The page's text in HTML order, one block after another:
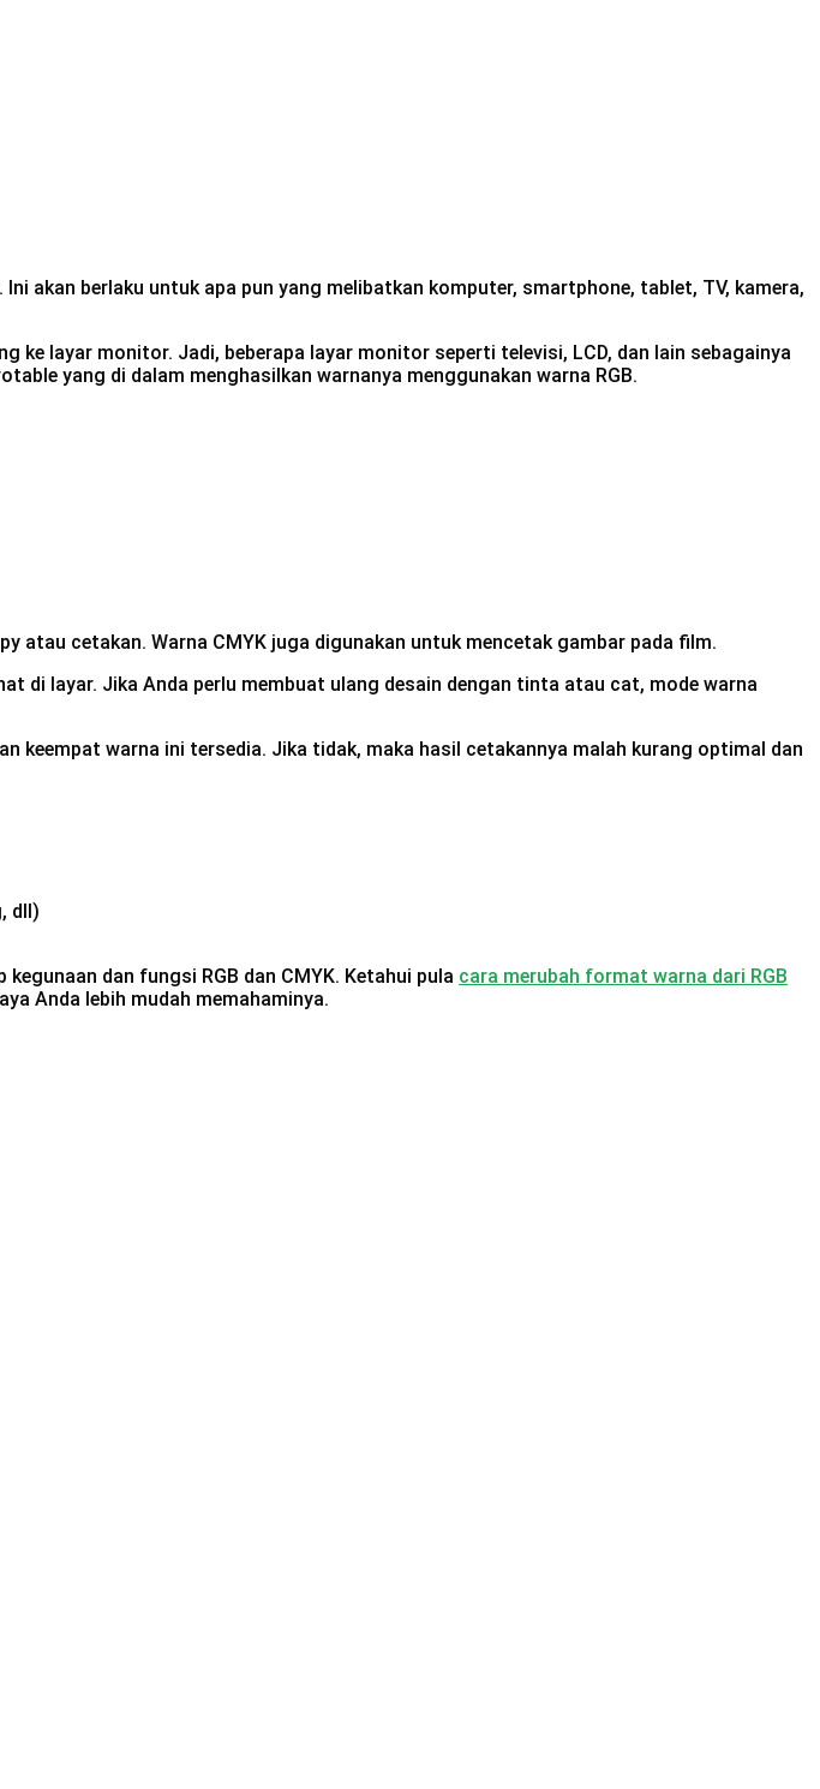
akan berlaku untuk apa pun yang melibatkan komputer, smartphone, tablet, TV, kamera,
ke layar monitor. Jadi, beberapa layar monitor seperti televisi, LCD, dan lain sebagainya
yang di dalam menghasilkan warnanya menggunakan warna RGB.
atau cetakan. Warna CMYK juga digunakan untuk mencetak gambar pada film.
di layar. Jika Anda perlu membuat ulang desain dengan tinta atau cat, mode warna
keempat warna ini tersedia. Jika tidak, maka hasil cetakannya malah kurang optimal dan
dll)
dan fungsi RGB dan CMYK. Ketahui pula cara merubah format warna dari RGB
Anda lebih mudah memahaminya.